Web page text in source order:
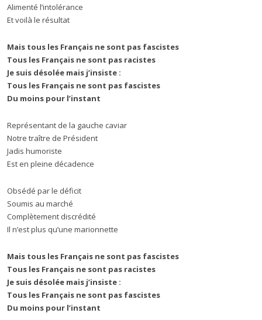
Alimenté l’intolérance
Et voilà le résultat
Mais tous les Français ne sont pas fascistes
Tous les Français ne sont pas racistes
Je suis désolée mais j’insiste :
Tous les Français ne sont pas fascistes
Du moins pour l’instant
Représentant de la gauche caviar
Notre traître de Président
Jadis humoriste
Est en pleine décadence
Obsédé par le déficit
Soumis au marché
Complètement discrédité
Il n’est plus qu’une marionnette
Mais tous les Français ne sont pas fascistes
Tous les Français ne sont pas racistes
Je suis désolée mais j’insiste :
Tous les Français ne sont pas fascistes
Du moins pour l’instant